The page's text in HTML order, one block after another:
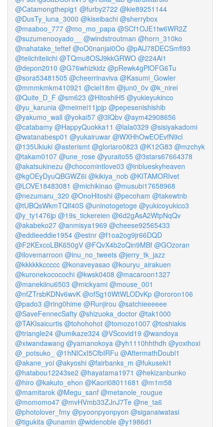
@Catamongthepig1 @furby2722 @kie89251144
@DusTy_luna_3000 @kiseibachi @sherrybox
@maaboo_777 @mo_mo_papa @SCf1OJE1tw6WR2Z
@suzumenooyado__
@windstroutman @horn_310ko
@nahatake_teftef @oO0nanjai0Oo @pAlJ78DECSmfl93
@teiichiteiichi @TQmu8OSJ9kkGRWO @224Ai1
@depon2010 @G76whizkidz @pRewk4gPlOFG6Tu
@sora53481505 @cheerrinaviva @Kasumi_Gowler
@mmmkmkm410921 @ciel18m @jun0_0v @k_nirei
@Quite_D_F @sm623 @HitoshiH5 @yukieyukinco
@yu_karunia @meimei11jpjp @pepesenishishib
@yakumo_wall @yokai57 @3lQbv @aym42908656
@catabamy @HappyQuokka11 @lala0329 @sisiyakadomi
@watanabesp01 @yukairuwar @WXHhOwEOEvfN9cl
@135Ukiuki @asterismt @gloriaro0823 @K12G83 @mzchyk
@takam0107 @une_rose @yuraito55 @3stars67664378
@akatsukinezu @chocomintlove03 @inblueskyheaven
@kgOEyDyuQBGWZ6i @kikiya_nob @KITAMORIvet
@LOVE18483081 @michikinao @musubi17658968
@nezumaru_320 @OnoHitoshi @pecoham @takewtnb
@tUBQsWkmTQlf40S @uninotogetoge @yukicoyukico3
@y_ty1476jp @19s_tickereien @6d2gAsA2WtpNqQv
@akabeko27 @anmisya1969 @cheese92565433
@eddieeddie1954 @estnr @f1oa2og9jr66DQD
@F2KExcoLBK650gV @FQvX4b2oQin9MBf @GOzoran
@ilovemarroon @inu_no_tweets @jerry_tk_jazz
@kkkkkkccccc @konaveyasao @kouryu_airakuen
@kuronekococochi @kwsk0408 @macaroon1327
@manekiinu6503 @mickyami @mouse_001
@nfZTrsbKDNv6wvK @ofSg10WtWLODvKp @ororon106
@pado3 @ring0hime @Runjirou @satchieeeeee
@SaveFennecSafty @shizuoka_doctor @tak1000
@TAKIsaicurtis @tohohohot @tomozo1007 @toshiakis
@triangle24 @umikaze324 @VScovid19 @wandoya
@xiwandawang @yamanokoya @yh1110hhthdh @yoxihoxi
@_potsuko_
@1hNICxI5CfbIRFu @AftermathDoubl1
@akane_yoi @akyoshi @fairbanks_m @fukuseki1
@hatabou12243se2 @hayatama1971 @hekizanbunko
@hiro @kakuto_ehon @Kaori08011681 @m1m58
@mamitarok @Megu_sanf @metanole_rougue
@momomo47 @mvHVmb33ZJnJ7Te @ne_ta6
@photolover_fmy @pyoonpyonpyon @siganaiwatasi
@tigukita @unamin @widenoble @y1986d1